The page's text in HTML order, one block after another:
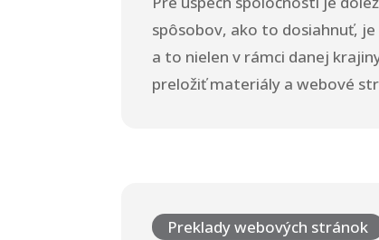
spôsobov, ako to dosiahnuť,
a to nielen v rámci danej
preložiť materiály a webové
Preklady webových stránok